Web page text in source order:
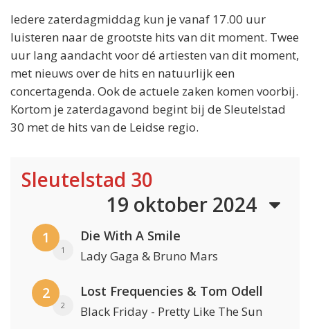
Iedere zaterdagmiddag kun je vanaf 17.00 uur
luisteren naar de grootste hits van dit moment. Twee
uur lang aandacht voor dé artiesten van dit moment,
met nieuws over de hits en natuurlijk een
concertagenda. Ook de actuele zaken komen voorbij.
Kortom je zaterdagavond begint bij de Sleutelstad
30 met de hits van de Leidse regio.
Sleutelstad 30
19 oktober 2024
1
1
Die With A Smile
Lady Gaga & Bruno Mars
2
2
Lost Frequencies & Tom Odell
Black Friday - Pretty Like The Sun